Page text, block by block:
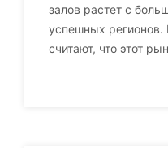
залов растет с
успешных регионов.
считают, что этот